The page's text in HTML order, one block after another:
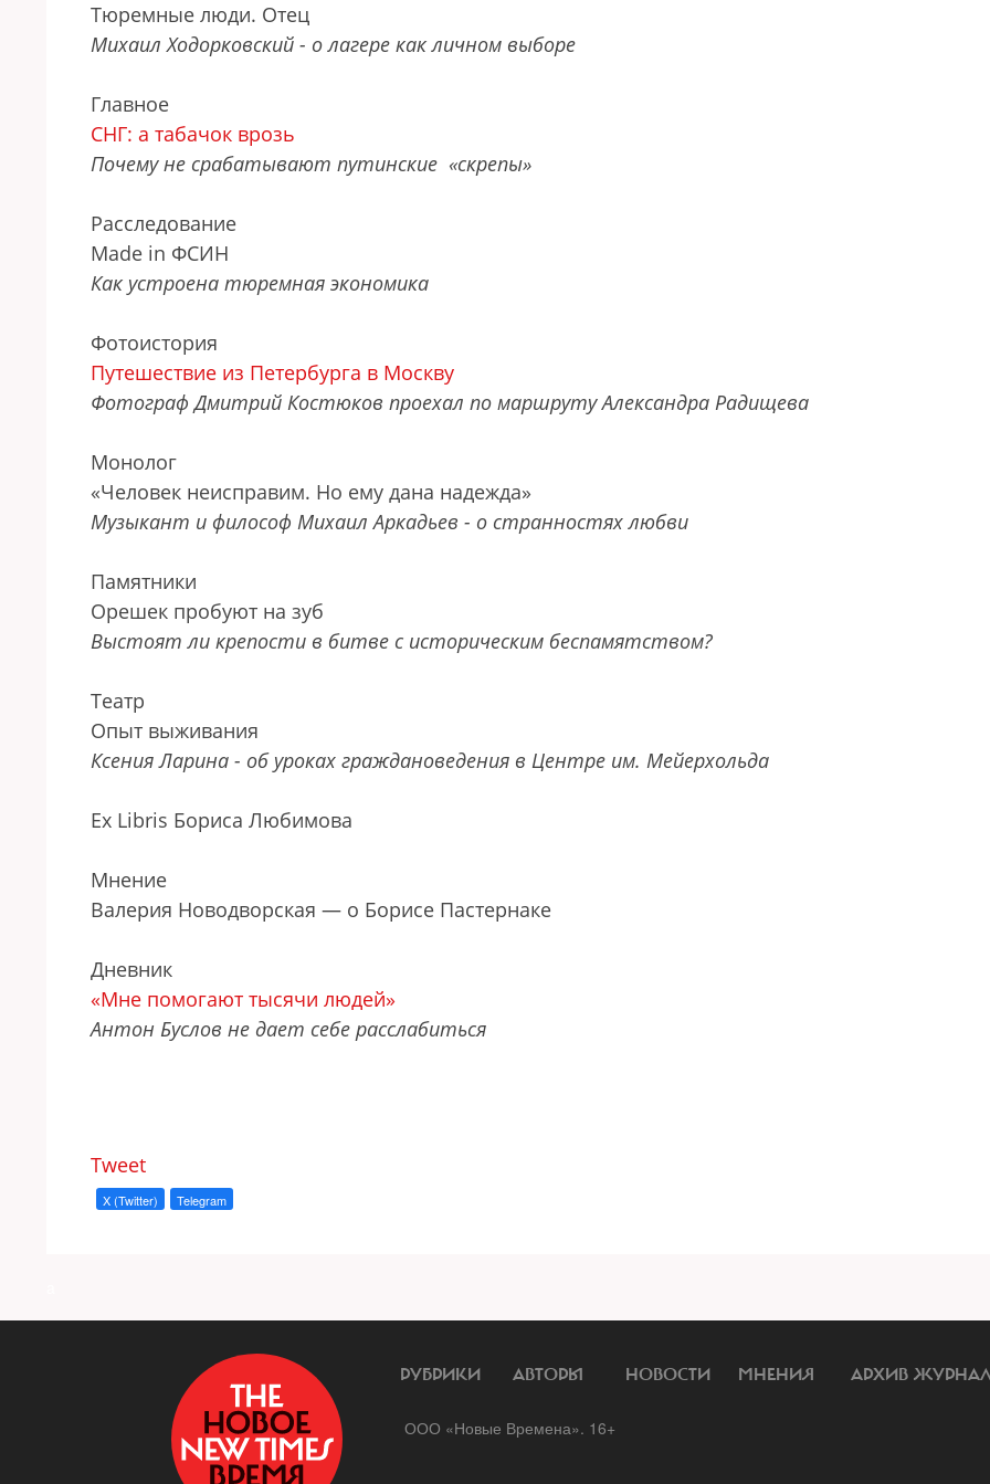
Тюремные люди. Отец
Михаил Ходорковский - о лагере как личном выборе
Главное
СНГ: а табачок врозь
Почему не срабатывают путинские «скрепы»
Расследование
Made in ФСИН
Как устроена тюремная экономика
Фотоистория
Путешествие из Петербурга в Москву
Фотограф Дмитрий Костюков проехал по маршруту Александра Радищева
Монолог
«Человек неисправим. Но ему дана надежда»
Музыкант и философ Михаил Аркадьев - о странностях любви
Памятники
Орешек пробуют на зуб
Выстоят ли крепости в битве с историческим беспамятством?
Театр
Опыт выживания
Ксения Ларина - об уроках граждановедения в Центре им. Мейерхольда
Ex Libris Бориса Любимова
Мнение
Валерия Новодворская — о Борисе Пастернаке
Дневник
«Мне помогают тысячи людей»
Антон Буслов не дает себе расслабиться
Tweet
X (Twitter) Telegram
РУБРИКИ АВТОРЫ НОВОСТИ МНЕНИЯ АРХИВ
ООО «Новые Времена». 16+